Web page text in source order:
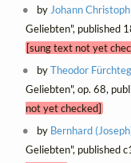
byJohann
Geliebten", published
[sung text not yet
byTheodor
Geliebten", op. 68,
not yet checked]
by Bernhard
Geliebten", published